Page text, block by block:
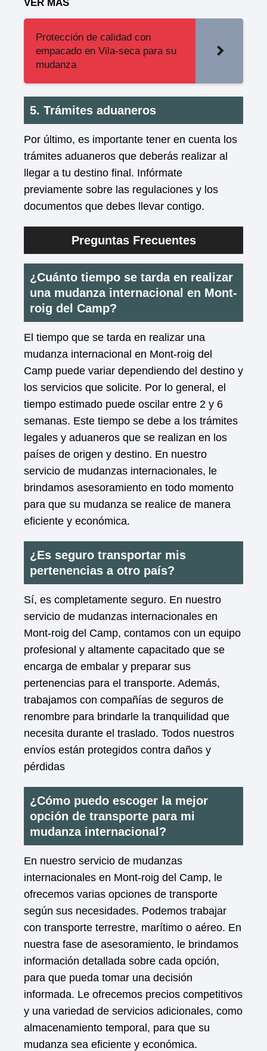
VER MAS
Protección de calidad con
empacado en Vila-seca para su
mudanza
5. Trámites aduaneros
Por último, es importante tener en cuenta los
trámites aduaneros que deberás realizar al
llegar a tu destino final. Infórmate
previamente sobre las regulaciones y los
documentos que debes llevar contigo.
Preguntas Frecuentes
¿Cuánto tiempo se tarda en realizar
una mudanza internacional en Mont-
roig del Camp?
El tiempo que se tarda en realizar una
mudanza internacional en Mont-roig del
Camp puede variar dependiendo del destino y
los servicios que solicite. Por lo general, el
tiempo estimado puede oscilar entre 2 y 6
semanas. Este tiempo se debe a los trámites
legales y aduaneros que se realizan en los
países de origen y destino. En nuestro
servicio de mudanzas internacionales, le
brindamos asesoramiento en todo momento
para que su mudanza se realice de manera
eficiente y económica.
¿Es seguro transportar mis
pertenencias a otro país?
Sí, es completamente seguro. En nuestro
servicio de mudanzas internacionales en
Mont-roig del Camp, contamos con un equipo
profesional y altamente capacitado que se
encarga de embalar y preparar sus
pertenencias para el transporte. Además,
trabajamos con compañías de seguros de
renombre para brindarle la tranquilidad que
necesita durante el traslado. Todos nuestros
envíos están protegidos contra daños y
pérdidas
¿Cómo puedo escoger la mejor
opción de transporte para mi
mudanza internacional?
En nuestro servicio de mudanzas
internacionales en Mont-roig del Camp, le
ofrecemos varias opciones de transporte
según sus necesidades. Podemos trabajar
con transporte terrestre, marítimo o aéreo. En
nuestra fase de asesoramiento, le brindamos
información detallada sobre cada opción,
para que pueda tomar una decisión
informada. Le ofrecemos precios competitivos
y una variedad de servicios adicionales, como
almacenamiento temporal, para que su
mudanza sea eficiente y económica.